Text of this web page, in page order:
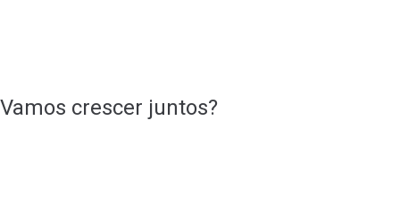
Vamos crescer juntos?